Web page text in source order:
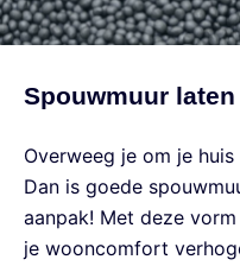
Spouwmuur
Overweeg je om je
Dan is goede
aanpak! Met deze
je wooncomfort